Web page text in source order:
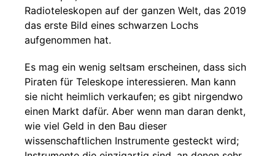
Radioteleskopen auf der ganzen Welt, das 2019
das erste Bild eines schwarzen Lochs
aufgenommen hat.
Es mag ein wenig seltsam erscheinen, dass sich
Piraten für Teleskope interessieren. Man kann
sie nicht heimlich verkaufen; es gibt nirgendwo
einen Markt dafür. Aber wenn man daran denkt,
wie viel Geld in den Bau dieser
wissenschaftlichen Instrumente gesteckt wird;